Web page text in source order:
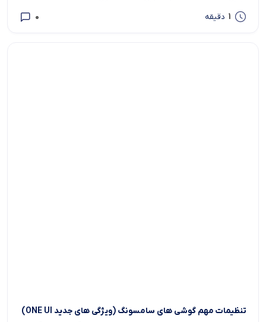
1 دقیقه 0
تنظیمات مهم گوشی های سامسونگ (ویژگی های جدید ONE UI)